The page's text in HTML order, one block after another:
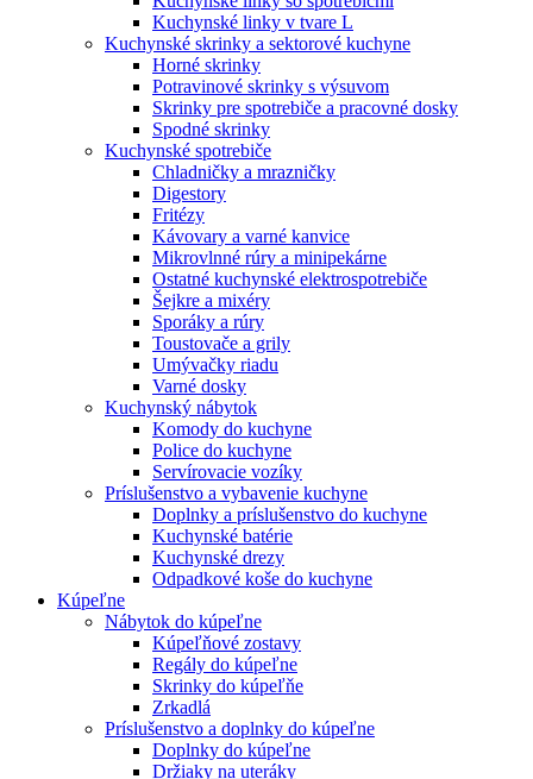
Kuchynské linky v tvare L
Kuchynské skrinky a sektorové kuchyne
Horné skrinky
Potravinové skrinky s výsuvom
Skrinky pre spotrebiče a pracovné dosky
Spodné skrinky
Kuchynské spotrebiče
Chladničky a mrazničky
Digestory
Fritézy
Kávovary a varné kanvice
Mikrovlnné rúry a minipekárne
Ostatné kuchynské elektrospotrebiče
Šejkre a mixéry
Sporáky a rúry
Toustovače a grily
Umývačky riadu
Varné dosky
Kuchynský nábytok
Komody do kuchyne
Police do kuchyne
Servírovacie vozíky
Príslušenstvo a vybavenie kuchyne
Doplnky a príslušenstvo do kuchyne
Kuchynské batérie
Kuchynské drezy
Odpadkové koše do kuchyne
Kúpeľne
Nábytok do kúpeľne
Kúpeľňové zostavy
Regály do kúpeľne
Skrinky do kúpeľňe
Zrkadlá
Príslušenstvo a doplnky do kúpeľne
Doplnky do kúpeľne
Držiaky na uteráky